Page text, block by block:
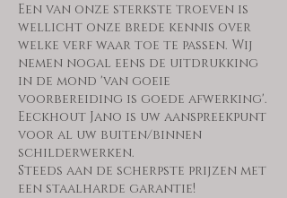
Een van onze sterkste troeven is
wellicht onze brede kennis over
welke verf waar toe te passen. Wij
nemen nogal eens de uitdrukking
in de mond 'van goeie
voorbereiding is goede afwerking'.
Eeckhout Jano is uw aanspreekpunt
voor al uw buiten/binnen
schilderwerken.
Steeds aan de scherpste prijzen met
een staalharde garantie!